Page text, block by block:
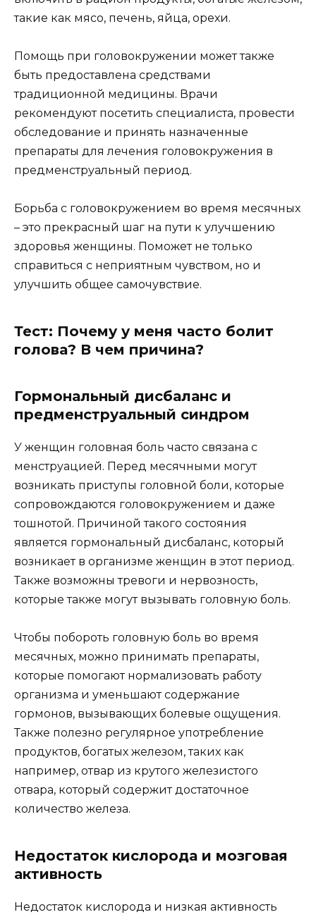
такие как мясо, печень, яйца, орехи.
Помощь при головокружении может также
быть предоставлена средствами
традиционной медицины. Врачи
рекомендуют посетить специалиста, провести
обследование и принять назначенные
препараты для лечения головокружения в
предменструальный период.
Борьба с головокружением во время месячных
– это прекрасный шаг на пути к улучшению
здоровья женщины. Поможет не только
справиться с неприятным чувством, но и
улучшить общее самочувствие.
Тест: Почему у меня часто болит
голова? В чем причина?
Гормональный дисбаланс и
предменструальный синдром
У женщин головная боль часто связана с
менструацией. Перед месячными могут
возникать приступы головной боли, которые
сопровождаются головокружением и даже
тошнотой. Причиной такого состояния
является гормональный дисбаланс, который
возникает в организме женщин в этот период.
Также возможны тревоги и нервозность,
которые также могут вызывать головную боль.
Чтобы побороть головную боль во время
месячных, можно принимать препараты,
которые помогают нормализовать работу
организма и уменьшают содержание
гормонов, вызывающих болевые ощущения.
Также полезно регулярное употребление
продуктов, богатых железом, таких как
например, отвар из крутого железистого
отвара, который содержит достаточное
количество железа.
Недостаток кислорода и мозговая
активность
Недостаток кислорода и низкая активность